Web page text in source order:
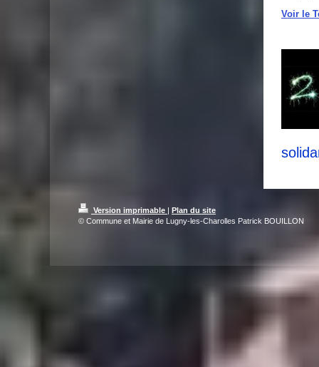
Voir le
Version imprimable | Plan du site
© Commune et Mairie de Lugny-les-Charolles Patrick BOUILLON